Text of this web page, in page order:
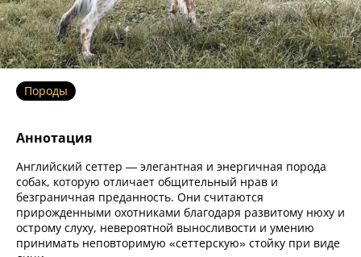
Породы
Аннотация
Английский сеттер — элегантная и энергичная порода
собак, которую отличает общительный нрав и
безграничная преданность. Они считаются
прирожденными охотниками благодаря развитому нюху и
острому слуху, невероятной выносливости и умению
принимать неповторимую «сеттерскую» стойку при виде